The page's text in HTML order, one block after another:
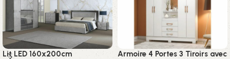
Lit LED 160x200cm
Armoire 4 Portes 3 Tiroirs avec